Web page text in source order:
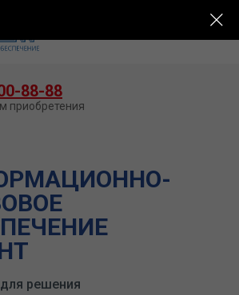
для решения
88-88
приобретения